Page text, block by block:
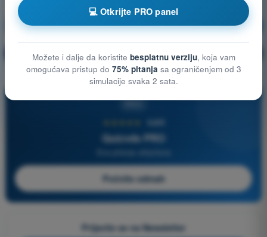
Navigacija Vežbanje!
🔒 PRO Objašnjenje pitanja
4,6/5
Quizvds PRO
Počnite odmah
Prijavite se na Newsletter
💻 Otkrijte PRO panel
Možete i dalje da koristite besplatnu verziju, koja vam
omogućava pristup do 75% pitanja sa ograničenjem od 3
simulacije svaka 2 sata.